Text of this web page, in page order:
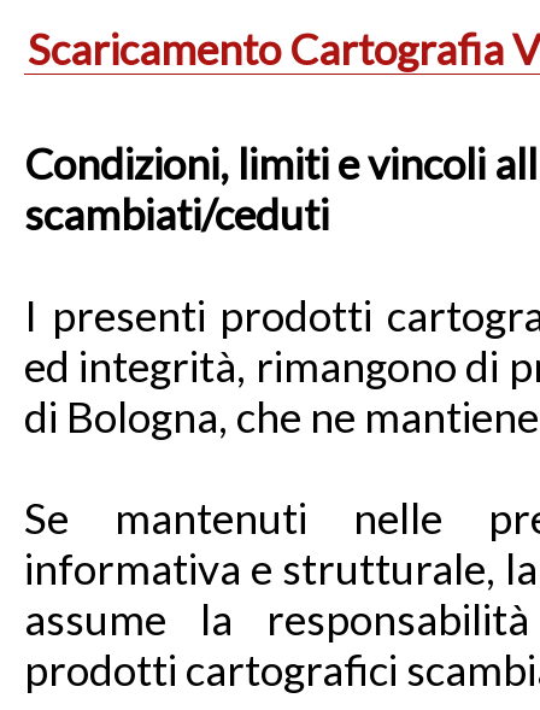
Scaricamento Cartografia
Condizioni, limiti e vincoli
scambiati/ceduti
I presenti prodotti
ed integrità, rimangono di
di Bologna, che ne
Se mantenuti nelle
informativa e strutturale,
assume la
prodotti cartografici